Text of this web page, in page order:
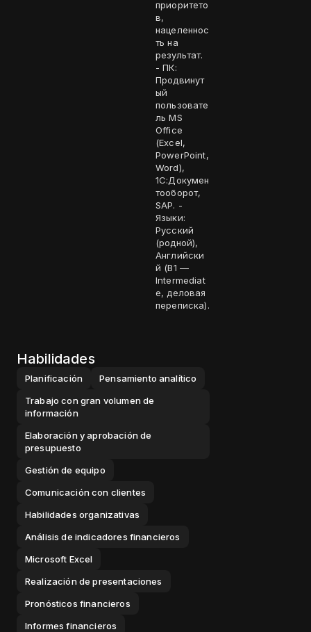
приоритето
в,
нацеленнос
ть на
результат.
- ПК:
Продвинут
ый
пользовате
ль MS
Office
(Excel,
PowerPoint,
Word),
1С:Докумен
тооборот,
SAP. -
Языки:
Русский
(родной),
Английски
й (B1 —
Intermediat
e, деловая
переписка).
Habilidades
Planificación
Pensamiento analítico
Trabajo con gran volumen de
información
Elaboración y aprobación de
presupuesto
Gestión de equipo
Comunicación con clientes
Habilidades organizativas
Análisis de indicadores financieros
Microsoft Excel
Realización de presentaciones
Pronósticos financieros
Informes financieros